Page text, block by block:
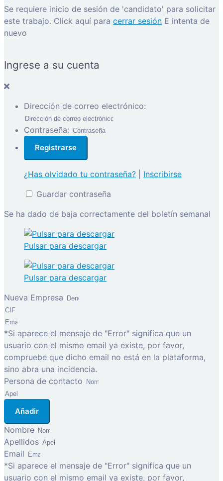
Se requiere inicio de sesión de 'candidato' para solicitar
este trabajo. Click aquí para cerrar sesión E intenta de
nuevo
Ingrese a su cuenta
Dirección de correo electrónico:
Contraseña:
¿Has olvidado tu contraseña?
Inscribirse
Guardar contraseña
Se ha dado de baja correctamente del boletín semanal
Pulsar para descargar
Pulsar para descargar
Nueva Empresa
*Si aparece el mensaje de "Error" significa que un
usuario con el mismo email ya existe, por favor,
compruebe que dicho email no está en la plataforma,
sino abra una incidencia.
Persona de contacto
Añadir
Nombre
Apellidos
Email
*Si aparece el mensaje de "Error" significa que un
usuario con el mismo email ya existe, por favor,